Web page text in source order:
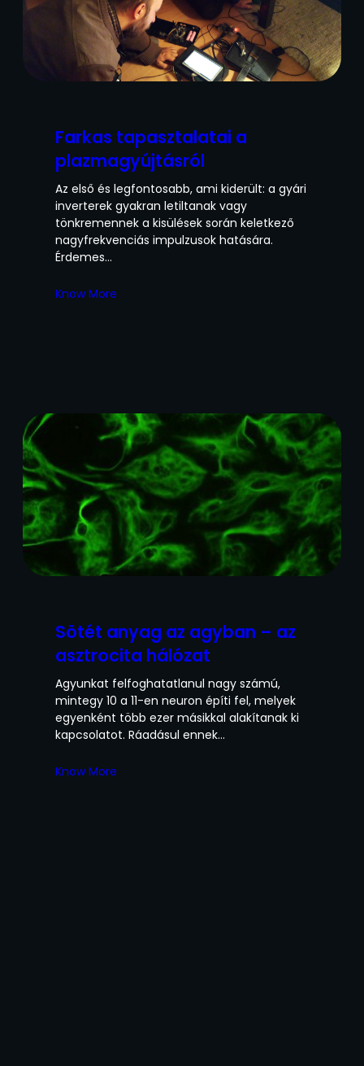
Farkas tapasztalatai a
plazmagyújtásról
Az első és legfontosabb, ami kiderült: a gyári
inverterek gyakran letiltanak vagy
tönkremennek a kisülések során keletkező
nagyfrekvenciás impulzusok hatására.
Érdemes…
Know More
Sötét anyag az agyban – az
asztrocita hálózat
Agyunkat felfoghatatlanul nagy számú,
mintegy 10 a 11-en neuron építi fel, melyek
egyenként több ezer másikkal alakítanak ki
kapcsolatot. Ráadásul ennek…
Know More